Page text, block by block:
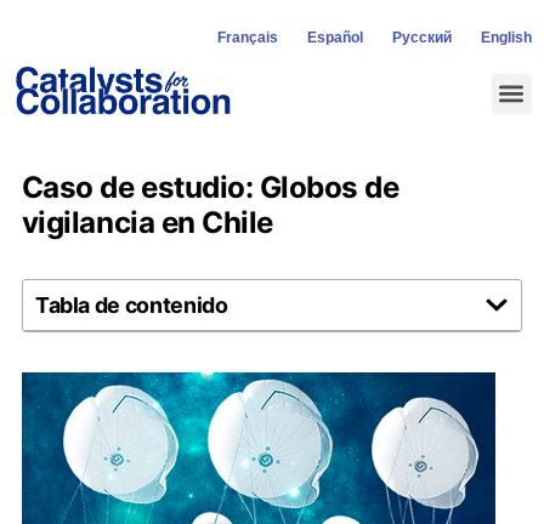
Français Español Русский English
Caso de estudio: Globos de
vigilancia en Chile
Tabla de contenido